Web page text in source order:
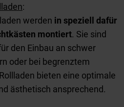
:
werden in speziell dafür
montiert. Sie sind
den Einbau an schwer
oder bei begrenztem
bieten eine optimale
ästhetisch ansprechend.